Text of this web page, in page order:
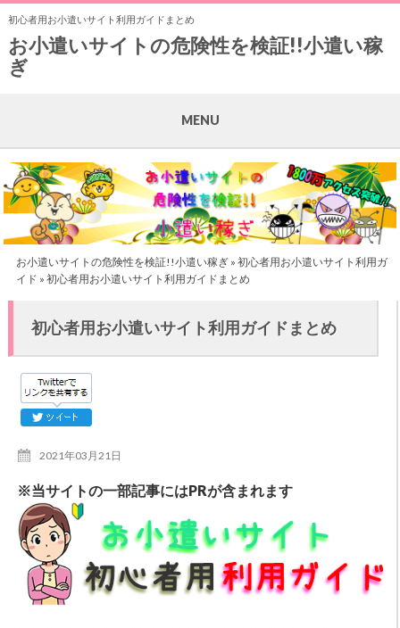
初心者用お小遣いサイト利用ガイドまとめ
お小遣いサイトの危険性を検証!!小遣い稼
ぎ
MENU
お小遣いサイトの危険性を検証!!小遣い稼ぎ» 初心者用お小遣いサイト利用ガ
イド » 初心者用お小遣いサイト利用ガイドまとめ
初心者用お小遣いサイト利用ガイドまとめ
2021年03月21日
※当サイトの一部記事にはPRが含まれます